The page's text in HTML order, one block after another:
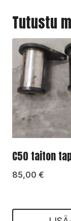
Tutustu
C50 taiton
85,00 €